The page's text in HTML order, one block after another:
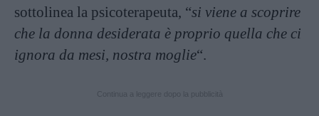
sottolinea la psicoterapeuta, “si viene a scoprire
che la donna desiderata è proprio quella che ci
ignora da mesi, nostra moglie“.